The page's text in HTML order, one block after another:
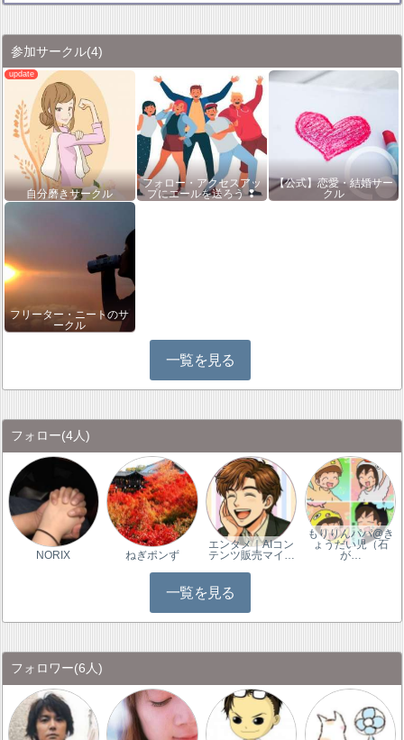
参加サークル(4)
自分磨きサークル
フォロー・アクセスアッ
プにエールを送ろう ❢
【公式】恋愛・結婚サー
クル
フリーター・ニートのサ
ークル
一覧を見る
フォロー(4人)
NORIX ねぎポンず
エンタメ｜AIコン
テンツ販売マイ…
もりりんパパ@き
ょうだい児（石
が…
一覧を見る
フォロワー(6人)